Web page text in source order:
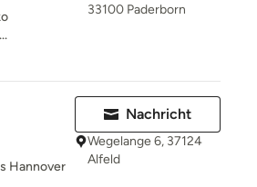
33100 Paderborn
Hannover
Nachricht
Wegelange 6, 37124
Alfeld